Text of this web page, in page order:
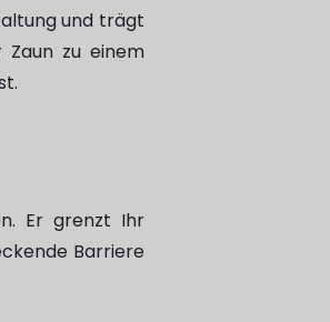
und trägt
zu einem
Er grenzt Ihr
Barriere